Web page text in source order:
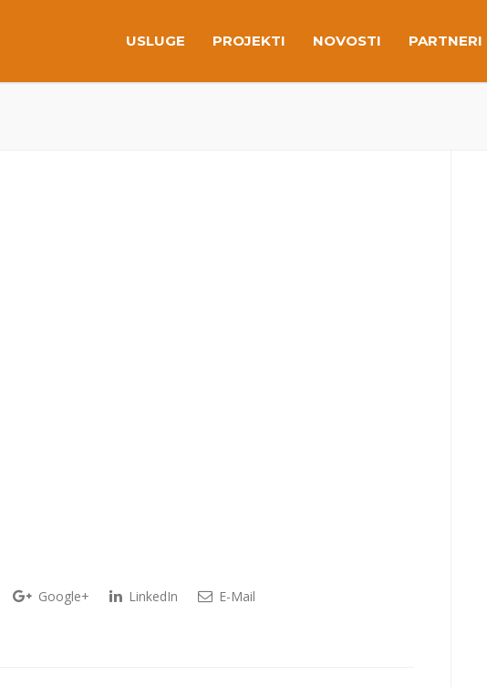
USLUGE PROJEKTI NOVOSTI PARTNERI
Google+ LinkedIn E-Mail